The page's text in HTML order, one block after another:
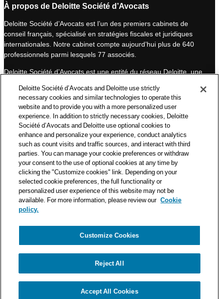
k
e
d
I
n
T
u
b
e
À propos de Deloitte Société d’Avocats
Deloitte Société d’Avocats est l’un des premiers cabinets de
conseil français, spécialisé en stratégies fiscales et juridiques
internationales. Notre cabinet compte aujourd’hui plus de 640
professionnels parmi lesquels 77 associés.
Deloitte Société d’Avocats est une entité du réseau Deloitte, une
professionnels et à ce titre, travaille avec les 50 000 fiscalistes
et juristes de Deloitte situés dans 150 pays.
Les informations contenues sur ce blog ont pour objectif
d’informer ses lecteurs de manière générale. Elles ne peuvent
en aucun cas se substituer à un conseil délivré par un
professionnel en fonction d’une situation donnée. Un soin
particulier est apporté à la rédaction de nos articles, néanmoins
Deloitte Société d’Avocats décline toute responsabilité relative
aux éventuelles erreurs et omissions qu’ils pourraient contenir.​
Politique de confidentialité
Mentions légales
© Deloitte Société d’Avocats. Une entité du réseau Deloitte.
Deloitte Société d’Avocats and Deloitte use strictly
necessary cookies and similar technologies to operate this
website and to provide you with a more personalized user
experience. In addition to strictly necessary cookies, Deloitte
Société d’Avocats and Deloitte use optional cookies to
enhance and personalize your experience, conduct analytics
such as count visits and traffic sources, and interact with third
parties. You can manage your cookie preferences or withdraw
your consent to the use of optional cookies at any time by
clicking the "Customize cookies" link. Depending on your
selected cookie preferences, the full functionality or
personalized user experience of this website may not be
available. For more information, please review our Cookie
policy.
Customize Cookies
Reject All
Accept All Cookies